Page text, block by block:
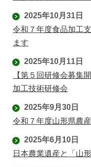
2025年10月31日
令和７年度食品加工
ます
2025年10月11日
【第５回研修会募集
加工技術研修会
2025年9月30日
令和７年度山形県農
2025年6月10日
日本農業遺産と「山